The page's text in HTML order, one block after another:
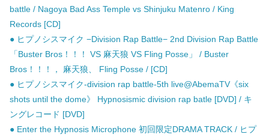
battle / Nagoya Bad Ass Temple vs Shinjuku Matenro / King
Records [CD]
● ヒプノシスマイク −Division Rap Battle− 2nd Division Rap Battle
「Buster Bros！！！ VS 麻天狼 VS Fling Posse」 / Buster
Bros！！！， 麻天狼、 Fling Posse / [CD]
● ヒプノシスマイク-division rap battle-5th live@AbemaTV《six
shots until the dome》 Hypnosismic division rap batle [DVD] / キ
ングレコード [DVD]
● Enter the Hypnosis Microphone 初回限定DRAMA TRACK / ヒプ